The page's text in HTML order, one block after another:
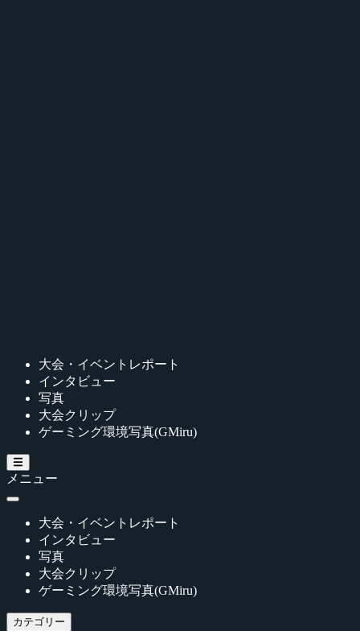
大会・イベントレポート
インタビュー
写真
大会クリップ
ゲーミング環境写真(GMiru)
メニュー
大会・イベントレポート
インタビュー
写真
大会クリップ
ゲーミング環境写真(GMiru)
カテゴリー